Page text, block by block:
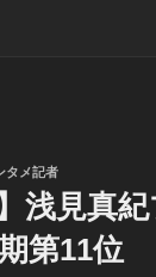
タメ記者
】浅見真
第11位